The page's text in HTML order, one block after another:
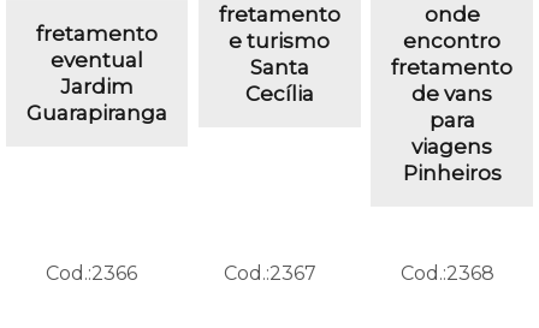
fretamento
eventual
Jardim
Guarapiranga
fretamento
e turismo
Santa
Cecília
onde
encontro
fretamento
de vans
para
viagens
Pinheiros
Cod.:2366 Cod.:2367 Cod.:2368